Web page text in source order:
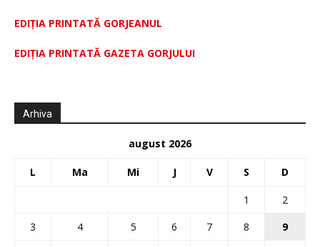
EDIȚIA PRINTATĂ GORJEANUL
EDIŢIA PRINTATĂ GAZETA GORJULUI
Arhiva
august 2026
L Ma Mi J V S D
1
2
3
4 5 6 7 8 9